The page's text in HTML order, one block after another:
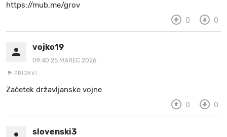
https://mub.me/grov
0 0
vojko19
09:40 25.MAREC 2026.
PRIJAVI
Začetek državljanske vojne
0 0
slovenski3